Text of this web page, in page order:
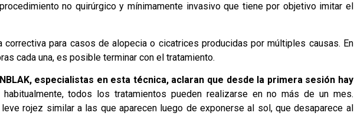
no quirúrgico y mínimamente invasivo que tiene por objetivo imitar el
para casos de alopecia o cicatrices producidas por múltiples causas. En
cada una, es posible terminar con el tratamiento.
, especialistas en esta técnica, aclaran que desde la primera sesión hay
habitualmente, todos los tratamientos pueden realizarse en no más de un mes.
rojez similar a las que aparecen luego de exponerse al sol, que desaparece al